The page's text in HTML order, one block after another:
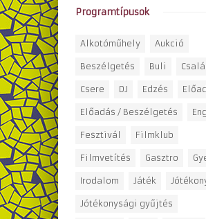
Programtípusok
Alkotóműhely Aukció
Beszélgetés Buli
Csere DJ Edzés
Előadás / Beszélgetés
Fesztivál Filmklub
Filmvetítés Gasztro
Irodalom Játék
Jótékonysági gyűjtés